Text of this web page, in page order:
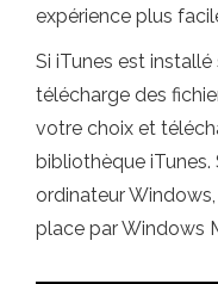
expérience plus
Si iTunes est
télécharge des
votre choix et
bibliothèque iTunes.
ordinateur
place par Windows